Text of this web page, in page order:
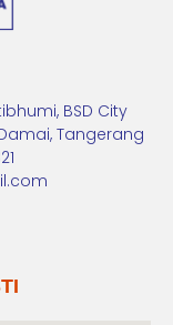
BSD City
Tangerang